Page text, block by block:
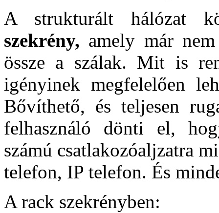
A strukturált hálózat
szekrény, amely már
össze a szálak. Mit is
igényinek megfelelően
Bővíthető, és teljesen
felhasználó dönti el,
számú csatlakozóaljzatra
telefon, IP telefon. És
A rack szekrényben: